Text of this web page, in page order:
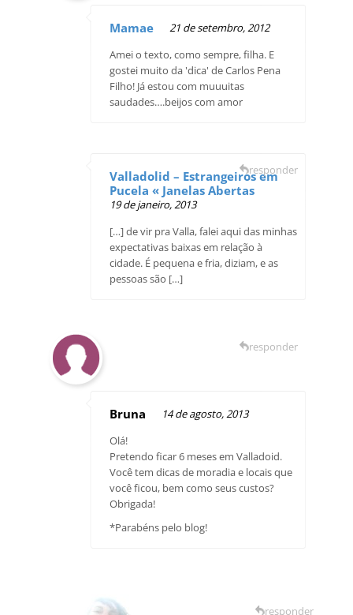
Mamae
21 de setembro, 2012
Amei o texto, como sempre, filha. E
gostei muito da 'dica' de Carlos Pena
Filho! Já estou com muuuitas
saudades….beijos com amor
Valladolid – Estrangeiros em
Pucela « Janelas Abertas
19 de janeiro, 2013
[…] de vir pra Valla, falei aqui das minhas
expectativas baixas em relação à
cidade. É pequena e fria, diziam, e as
pessoas são […]
responder
Bruna
14 de agosto, 2013
Olá!
Pretendo ficar 6 meses em Valladoid.
Você tem dicas de moradia e locais que
você ficou, bem como seus custos?
Obrigada!
*Parabéns pelo blog!
responder
responder